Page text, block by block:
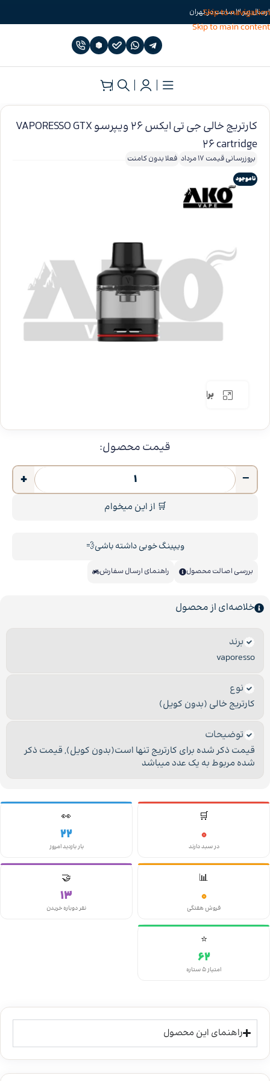
Skip to navigation
Skip to main content
ارسال زیر 3 ساعت در تهران
خلاصه‌ای از محصول
برند
vaporesso
نوع
کارتریج خالی (بدون کویل)
توضیحات
قیمت ذکر شده برای کارتریج تنها است(بدون کویل),قیمت ذکر
شده مربوط به یک عدد میباشد
🛒
0
در سبد دارند
👀
22
بار بازدید امروز
📊
0
فروش هفتگی
🤝
13
نفر دوباره خریدن
⭐
62
امتیاز ۵ ستاره
قیمت محصول:
−
+
🛒 از این میخوام
ویپینگ خوبی داشته باشی💨
بررسی اصالت محصول راهنمای ارسال سفارش
کارتریج خالی جی تی ایکس 26 ویپرسو VAPORESSO GTX
26 cartridge
بروزرسانی قیمت 17 مرداد فعلا بدون کامنت
ناموجود
برای بزرگنمایی کلیک کنید
راهنمای این محصول